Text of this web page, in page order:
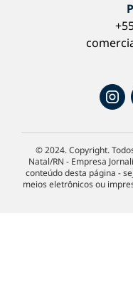
© 2024. Copyright.
Natal/RN - Empresa
conteúdo desta página -
meios eletrônicos ou